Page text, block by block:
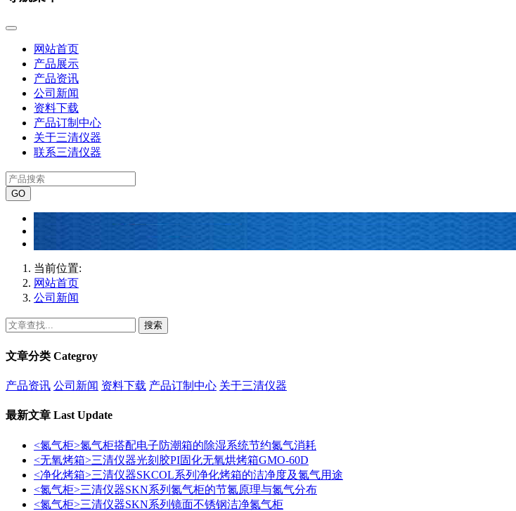
网站首页
产品展示
产品资讯
公司新闻
资料下载
产品订制中心
关于三清仪器
联系三清仪器
当前位置:
网站首页
公司新闻
搜索
文章分类 Categroy
产品资讯 公司新闻 资料下载 产品订制中心 关于三清仪器
最新文章 Last Update
<氮气柜>氮气柜搭配电子防潮箱的除湿系统节约氮气消耗
<无氧烤箱>三清仪器光刻胶PI固化无氧烘烤箱GMO-60D
<净化烤箱>三清仪器SKCOL系列净化烤箱的洁净度及氮气用途
<氮气柜>三清仪器SKN系列氮气柜的节氮原理与氮气分布
<氮气柜>三清仪器SKN系列镜面不锈钢洁净氮气柜